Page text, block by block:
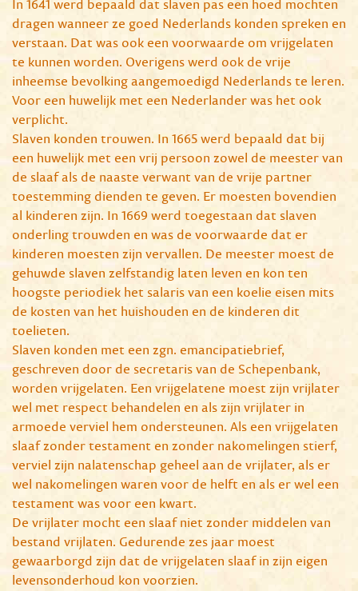
In 1641 werd bepaald dat slaven pas een hoed mochten
dragen wanneer ze goed Nederlands konden spreken en
verstaan. Dat was ook een voorwaarde om vrijgelaten
te kunnen worden. Overigens werd ook de vrije
inheemse bevolking aangemoedigd Nederlands te leren.
Voor een huwelijk met een Nederlander was het ook
verplicht.
Slaven konden trouwen. In 1665 werd bepaald dat bij
een huwelijk met een vrij persoon zowel de meester van
de slaaf als de naaste verwant van de vrije partner
toestemming dienden te geven. Er moesten bovendien
al kinderen zijn. In 1669 werd toegestaan dat slaven
onderling trouwden en was de voorwaarde dat er
kinderen moesten zijn vervallen. De meester moest de
gehuwde slaven zelfstandig laten leven en kon ten
hoogste periodiek het salaris van een koelie eisen mits
de kosten van het huishouden en de kinderen dit
toelieten.
Slaven konden met een zgn. emancipatiebrief,
geschreven door de secretaris van de Schepenbank,
worden vrijgelaten. Een vrijgelatene moest zijn vrijlater
wel met respect behandelen en als zijn vrijlater in
armoede verviel hem ondersteunen. Als een vrijgelaten
slaaf zonder testament en zonder nakomelingen stierf,
verviel zijn nalatenschap geheel aan de vrijlater, als er
wel nakomelingen waren voor de helft en als er wel een
testament was voor een kwart.
De vrijlater mocht een slaaf niet zonder middelen van
bestand vrijlaten. Gedurende zes jaar moest
gewaarborgd zijn dat de vrijgelaten slaaf in zijn eigen
levensonderhoud kon voorzien.